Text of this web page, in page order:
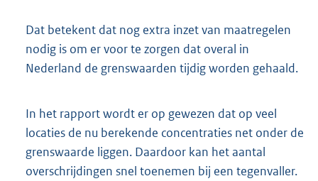
Dat betekent dat nog extra inzet van maatregelen
nodig is om er voor te zorgen dat overal in
Nederland de grenswaarden tijdig worden gehaald.
In het rapport wordt er op gewezen dat op veel
locaties de nu berekende concentraties net onder de
grenswaarde liggen. Daardoor kan het aantal
overschrijdingen snel toenemen bij een tegenvaller.